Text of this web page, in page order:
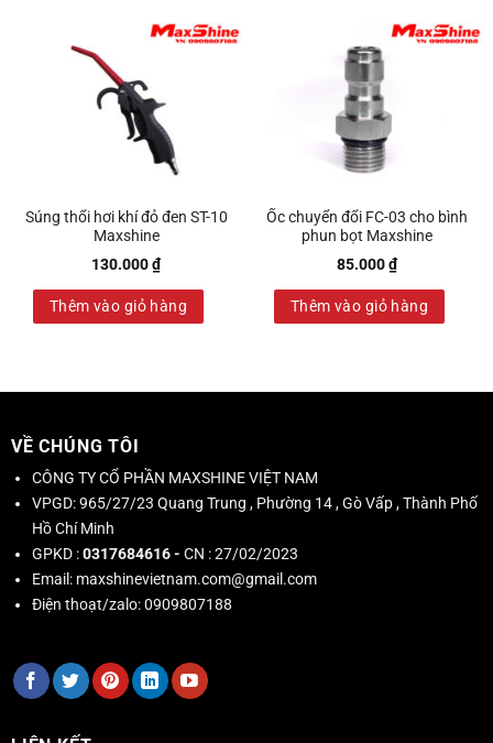
Súng thổi hơi khí đỏ đen ST-10
Maxshine
130.000₫
Thêm vào giỏ hàng
Ốc chuyển đổi FC-03 cho bình
phun bọt Maxshine
85.000₫
Thêm vào giỏ hàng
VỀ CHÚNG TÔI
CÔNG TY CỔ PHẦN MAXSHINE VIỆT NAM
VPGD:965/27/23 Quang Trung , Phường 14 , Gò Vấp , Thành Phố
Hồ Chí Minh
GPKD :0317684616 - CN : 27/02/2023
Email: maxshinevietnam.com@gmail.com
Điện thoạt/zalo:0909807188